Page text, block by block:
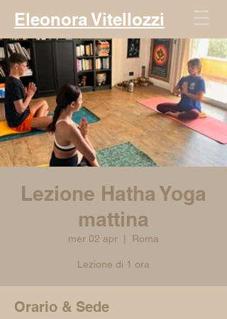
Eleonora Vitellozzi
Lezione Hatha Yoga
mattina
mer 02 apr Roma
Lezione di 1 ora
Orario & Sede